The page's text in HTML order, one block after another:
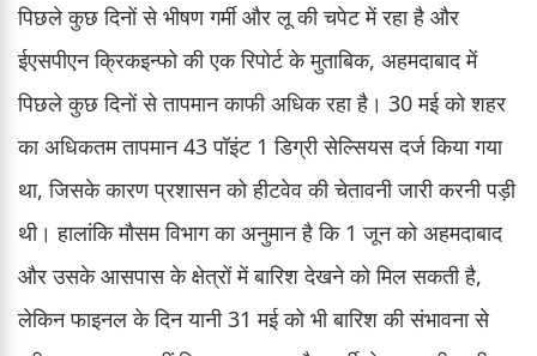
पिछले कुछ दिनों से भीषण गर्मी और लू की चपेट में रहा है और
ईएसपीएन क्रिकइन्फो की एक रिपोर्ट के मुताबिक, अहमदाबाद में
पिछले कुछ दिनों से तापमान काफी अधिक रहा है। 30 मई को शहर
का अधिकतम तापमान 43 पॉइंट 1 डिग्री सेल्सियस दर्ज किया गया
था, जिसके कारण प्रशासन को हीटवेव की चेतावनी जारी करनी पड़ी
थी। हालांकि मौसम विभाग का अनुमान है कि 1 जून को अहमदाबाद
और उसके आसपास के क्षेत्रों में बारिश देखने को मिल सकती है,
लेकिन फाइनल के दिन यानी 31 मई को भी बारिश की संभावना से